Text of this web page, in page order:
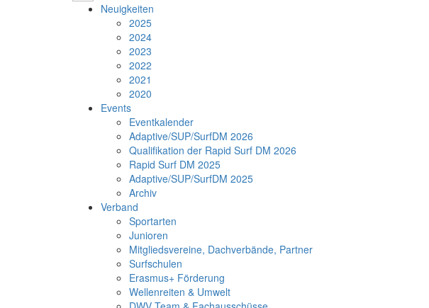
Neuigkeiten
2025
2024
2023
2022
2021
2020
Events
Eventkalender
Adaptive/SUP/SurfDM 2026
Qualifikation der Rapid Surf DM 2026
Rapid Surf DM 2025
Adaptive/SUP/SurfDM 2025
Archiv
Verband
Sportarten
Junioren
Mitgliedsvereine, Dachverbände, Partner
Surfschulen
Erasmus+ Förderung
Wellenreiten & Umwelt